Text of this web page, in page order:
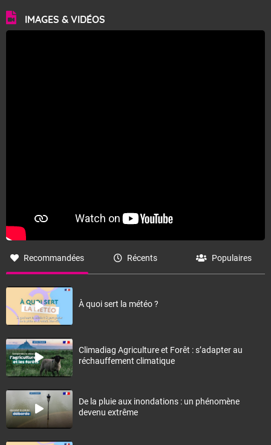
IMAGES & VIDÉOS
Recommandées Récents Populaires
À quoi sert la météo ?
Climadiag Agriculture et Forêt : s’adapter au
réchauffement climatique
De la pluie aux inondations : un phénomène
devenu extrême